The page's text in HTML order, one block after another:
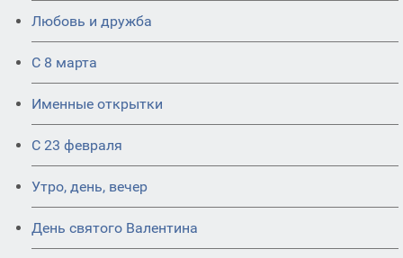
Любовь и дружба
С 8 марта
Именные открытки
С 23 февраля
Утро, день, вечер
День святого Валентина